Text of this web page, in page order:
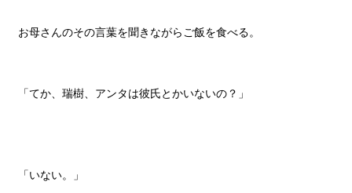
お母さんのその言葉を聞きながらご飯を食べる。
「てか、瑞樹、アンタは彼氏とかいないの？」
「いない。」